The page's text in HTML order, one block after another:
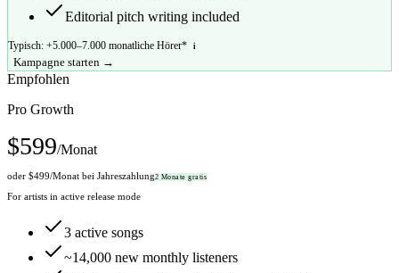
Editorial pitch writing included
Typisch: +5.000–7.000 monatliche Hörer* i
Kampagne starten →
Empfohlen
Pro Growth
$599/Monat
oder $499/Monat bei Jahreszahlung2 Monate gratis
For artists in active release mode
3 active songs
~14,000 new monthly listeners